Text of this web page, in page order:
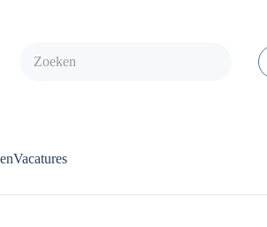
Vacatures